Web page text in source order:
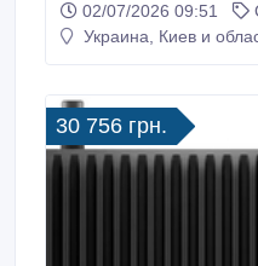
технические
AXE7800: рабочие частоты 2.4
антенны, сетевой интерфейс 10/100/1000 Mbit
Base-Tx, 4 порта LAN.
02/07/2026 09:51
Украина, Киев и
30 756 грн.